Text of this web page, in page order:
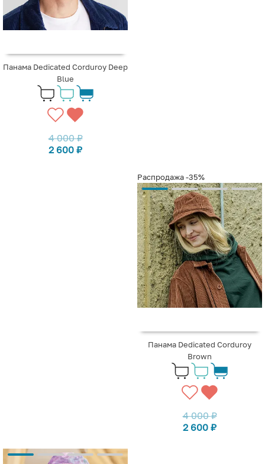
Панама Dedicated Corduroy Deep
Blue
4 000₽
2 600 ₽
Распродажа-35%
Панама Dedicated Corduroy
Brown
4 000₽
2 600 ₽